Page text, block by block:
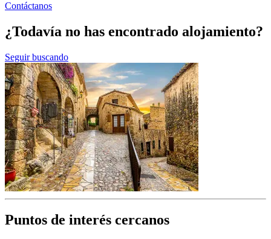
Contáctanos
¿Todavía no has encontrado alojamiento?
Seguir buscando
Puntos de interés cercanos